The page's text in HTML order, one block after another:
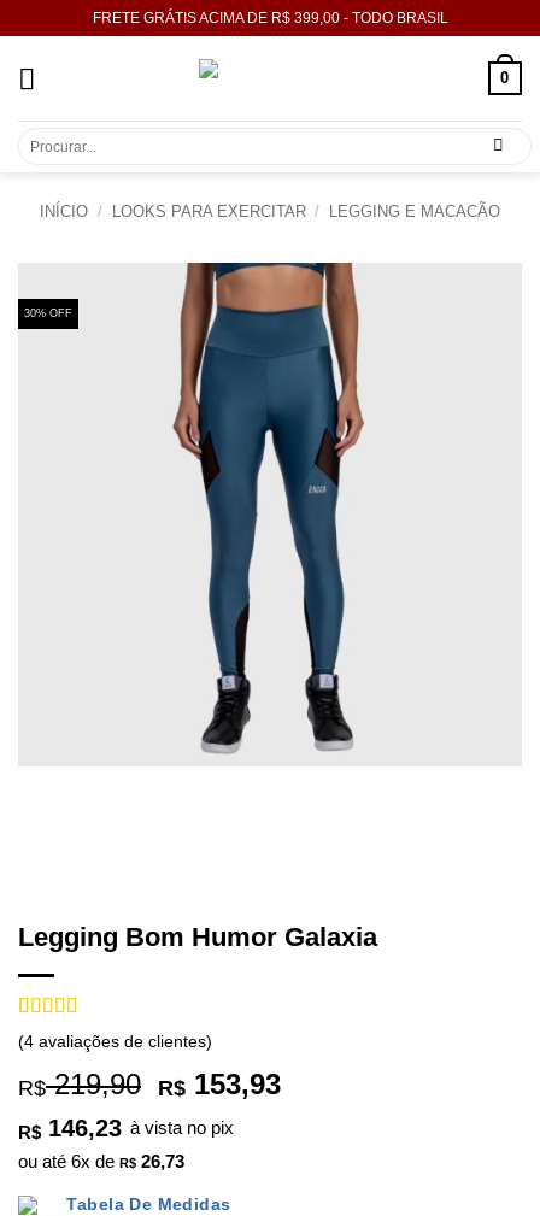
content
FRETE GRÁTIS ACIMA DE R$ 399,00 - TODO BRASIL
0
Pesquisar
INÍCIO / LOOKS PARA EXERCITAR / LEGGING E MACACÃO
30% OFF
Legging Bom Humor Galaxia
Avaliado
como4.75
de 5, com
baseado em
4
de clientes
(4 avaliações de clientes)
R$219,90 O
original
era:
R$ 219,90.
R$ 153,93O
R$ 146,23 à vista no pix
ou até 6x de R$ 26,73
Tabela De Medidas